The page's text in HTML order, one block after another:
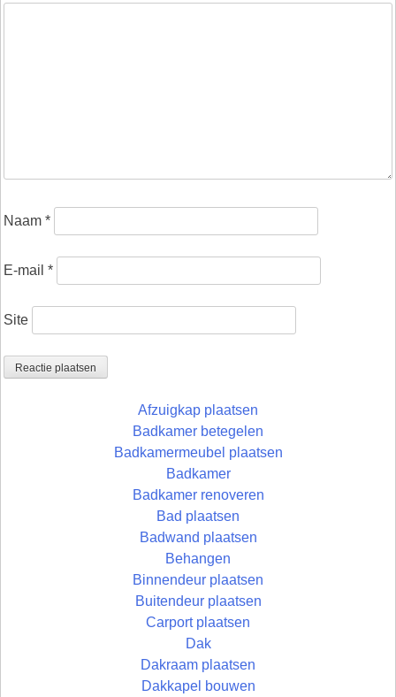
Naam *
E-mail *
Site
Afzuigkap plaatsen
Badkamer betegelen
Badkamermeubel plaatsen
Badkamer
Badkamer renoveren
Bad plaatsen
Badwand plaatsen
Behangen
Binnendeur plaatsen
Buitendeur plaatsen
Carport plaatsen
Dak
Dakraam plaatsen
Dakkapel bouwen